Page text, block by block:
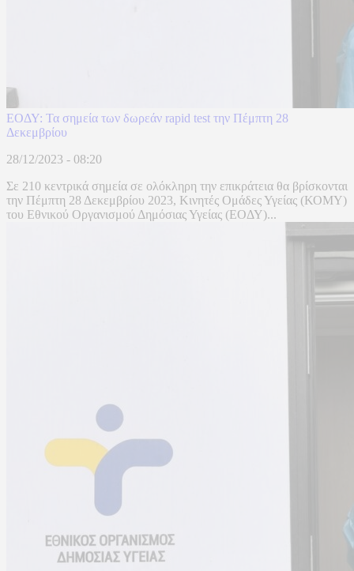
ΕΟΔΥ: Τα σημεία των δωρεάν rapid test την Πέμπτη 28
Δεκεμβρίου
28/12/2023 - 08:20
Σε 210 κεντρικά σημεία σε ολόκληρη την επικράτεια θα βρίσκονται
την Πέμπτη 28 Δεκεμβρίου 2023, Κινητές Ομάδες Υγείας (ΚΟΜΥ)
του Εθνικού Οργανισμού Δημόσιας Υγείας (ΕΟΔΥ)...